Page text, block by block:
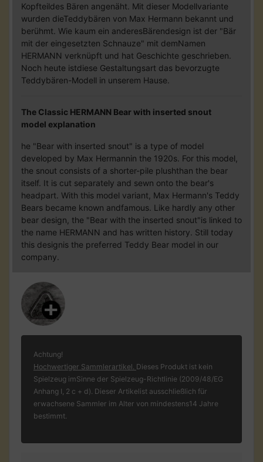
Kopfteildes Bären angenäht. Mit dieser Modellvariante
wurden dieTeddybären von Max Hermann bekannt und
berühmt. Wie kaum ein anderesBärendesign ist der "Bär
mit der eingesetzten Schnauze" mit demNamen
HERMANN verknüpft und hat Geschichte geschrieben.
Noch heute istdiese Gestaltungsart das bevorzugte
Teddybären-Modell in unserem Hause.
The Classic HERMANN Bear with inserted snout
model explanation
he "Bear with inserted snout" is a type of model
developed by Max Hermannin the 1920s. For this model,
the snout consists of a shorter-pile plushthan the bear
itself. It is cut separately and sewn onto the bear's
headpart. With this model variant, Max Hermann's Teddy
Bears became known andfamous. Like hardly any other
bear design, the "Bear with the inserted snout"is linked to
the name HERMANN and has written history. Still today
this designis the preferred Teddy Bear model in our
company.
Achtung!
Hochwertiger Sammlerartikel. Dieses Produkt ist kein
Spielzeug imSinne der Spielzeug-Richtlinie (2009/48/EG
Anhang I, 2 c + d). Dieser Artikelist ausschließlich für
erwachsene Sammler im Alter von mindestens14 Jahre
bestimmt.